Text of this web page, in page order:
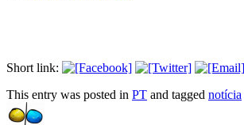
Short link:
This entry was posted in PT and tagged notícia